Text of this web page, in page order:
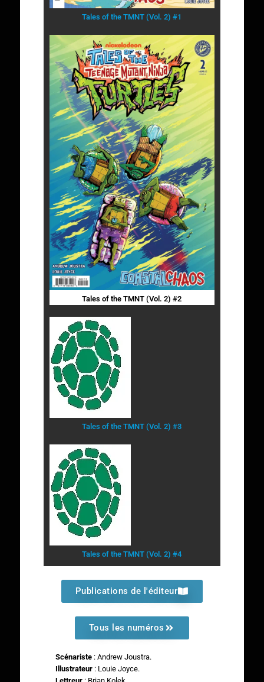
Tales of the TMNT (Vol. 2) #1
Tales of the TMNT (Vol. 2) #2
Tales of the TMNT (Vol. 2) #3
Tales of the TMNT (Vol. 2) #4
Publications de l'éditeur
Tous les numéros
Scénariste : Andrew Joustra.
Illustrateur : Louie Joyce.